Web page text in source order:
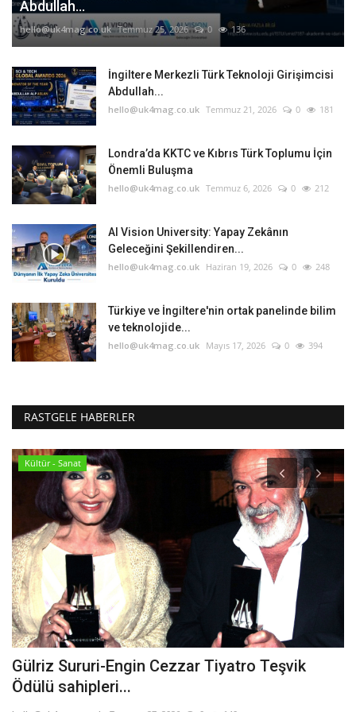
Abdullah...
hello@uk4mag.co.uk Temmuz 25, 2026 0 136
İngiltere Merkezli Türk Teknoloji Girişimcisi
Abdullah...
hello@uk4mag.co.uk Temmuz 21, 2026 0 181
Londra’da KKTC ve Kıbrıs Türk Toplumu İçin
Önemli Buluşma
hello@uk4mag.co.uk Temmuz 6, 2026 0 212
AI Vision University: Yapay Zekânın
Geleceğini Şekillendiren...
hello@uk4mag.co.uk Haziran 19, 2026 0 248
Türkiye ve İngiltere'nin ortak panelinde bilim
ve teknolojide...
hello@uk4mag.co.uk Mayıs 17, 2026 0 394
RASTGELE HABERLER
Kültür - Sanat
Gülriz Sururi-Engin Cezzar Tiyatro Teşvik
Ödülü sahipleri...